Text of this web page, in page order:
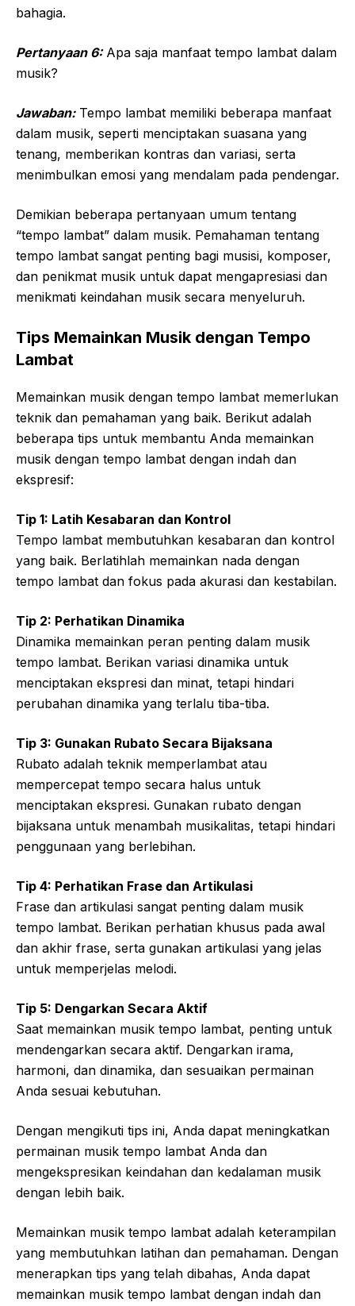
bahagia.
Pertanyaan 6:Apa saja manfaat tempo lambat dalam
musik?
Jawaban:Tempo lambat memiliki beberapa manfaat
dalam musik, seperti menciptakan suasana yang
tenang, memberikan kontras dan variasi, serta
menimbulkan emosi yang mendalam pada pendengar.
Demikian beberapa pertanyaan umum tentang
“tempo lambat” dalam musik. Pemahaman tentang
tempo lambat sangat penting bagi musisi, komposer,
dan penikmat musik untuk dapat mengapresiasi dan
menikmati keindahan musik secara menyeluruh.
Tips Memainkan Musik dengan Tempo
Lambat
Memainkan musik dengan tempo lambat memerlukan
teknik dan pemahaman yang baik. Berikut adalah
beberapa tips untuk membantu Anda memainkan
musik dengan tempo lambat dengan indah dan
ekspresif:
Tip 1: Latih Kesabaran dan Kontrol
Tempo lambat membutuhkan kesabaran dan kontrol
yang baik. Berlatihlah memainkan nada dengan
tempo lambat dan fokus pada akurasi dan kestabilan.
Tip 2: Perhatikan Dinamika
Dinamika memainkan peran penting dalam musik
tempo lambat. Berikan variasi dinamika untuk
menciptakan ekspresi dan minat, tetapi hindari
perubahan dinamika yang terlalu tiba-tiba.
Tip 3: Gunakan Rubato Secara Bijaksana
Rubato adalah teknik memperlambat atau
mempercepat tempo secara halus untuk
menciptakan ekspresi. Gunakan rubato dengan
bijaksana untuk menambah musikalitas, tetapi hindari
penggunaan yang berlebihan.
Tip 4: Perhatikan Frase dan Artikulasi
Frase dan artikulasi sangat penting dalam musik
tempo lambat. Berikan perhatian khusus pada awal
dan akhir frase, serta gunakan artikulasi yang jelas
untuk memperjelas melodi.
Tip 5: Dengarkan Secara Aktif
Saat memainkan musik tempo lambat, penting untuk
mendengarkan secara aktif. Dengarkan irama,
harmoni, dan dinamika, dan sesuaikan permainan
Anda sesuai kebutuhan.
Dengan mengikuti tips ini, Anda dapat meningkatkan
permainan musik tempo lambat Anda dan
mengekspresikan keindahan dan kedalaman musik
dengan lebih baik.
Memainkan musik tempo lambat adalah keterampilan
yang membutuhkan latihan dan pemahaman. Dengan
menerapkan tips yang telah dibahas, Anda dapat
memainkan musik tempo lambat dengan indah dan